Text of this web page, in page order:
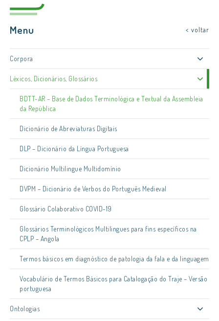
Menu < voltar
Corpora
Léxicos, Dicionários, Glossários
BDTT-AR – Base de Dados Terminológica e Textual da Assembleia
da República
Dicionário de Abreviaturas Digitais
DLP – Dicionário da Língua Portuguesa
Dicionário Multilingue Multidomínio
DVPM – Dicionário de Verbos do Português Medieval
Glossário Colaborativo COVID-19
Glossários Terminológicos Multilingues para fins específicos na
CPLP – Angola
Termos básicos em diagnóstico de patologia da fala e da linguagem
Vocabulário de Termos Básicos para Catalogação do Traje – Versão
portuguesa
Ontologias